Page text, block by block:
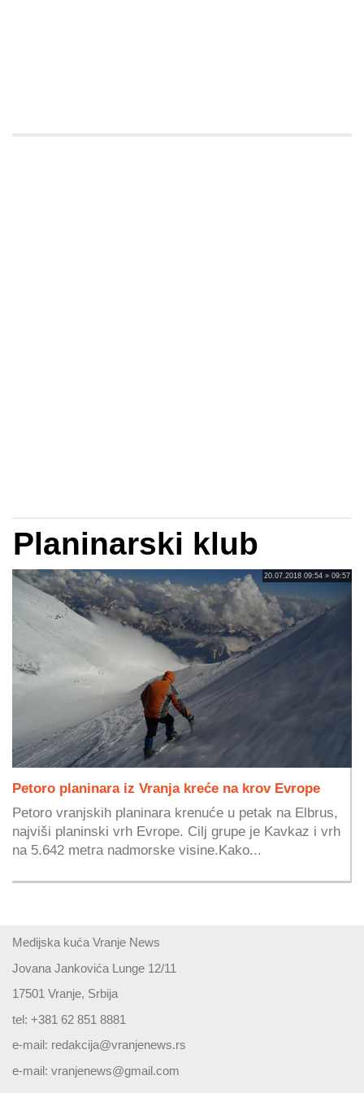
Planinarski klub
20.07.2018 09:54 » 09:57
Petoro planinara iz Vranja kreće na krov Evrope
Petoro vranjskih planinara krenuće u petak na Elbrus,
najviši planinski vrh Evrope. Cilj grupe je Kavkaz i vrh
na 5.642 metra nadmorske visine.Kako...
Medijska kuća Vranje News
Jovana Jankovića Lunge 12/11
17501 Vranje, Srbija
tel: +381 62 851 8881
e-mail: redakcija@vranjenews.rs
e-mail: vranjenews@gmail.com